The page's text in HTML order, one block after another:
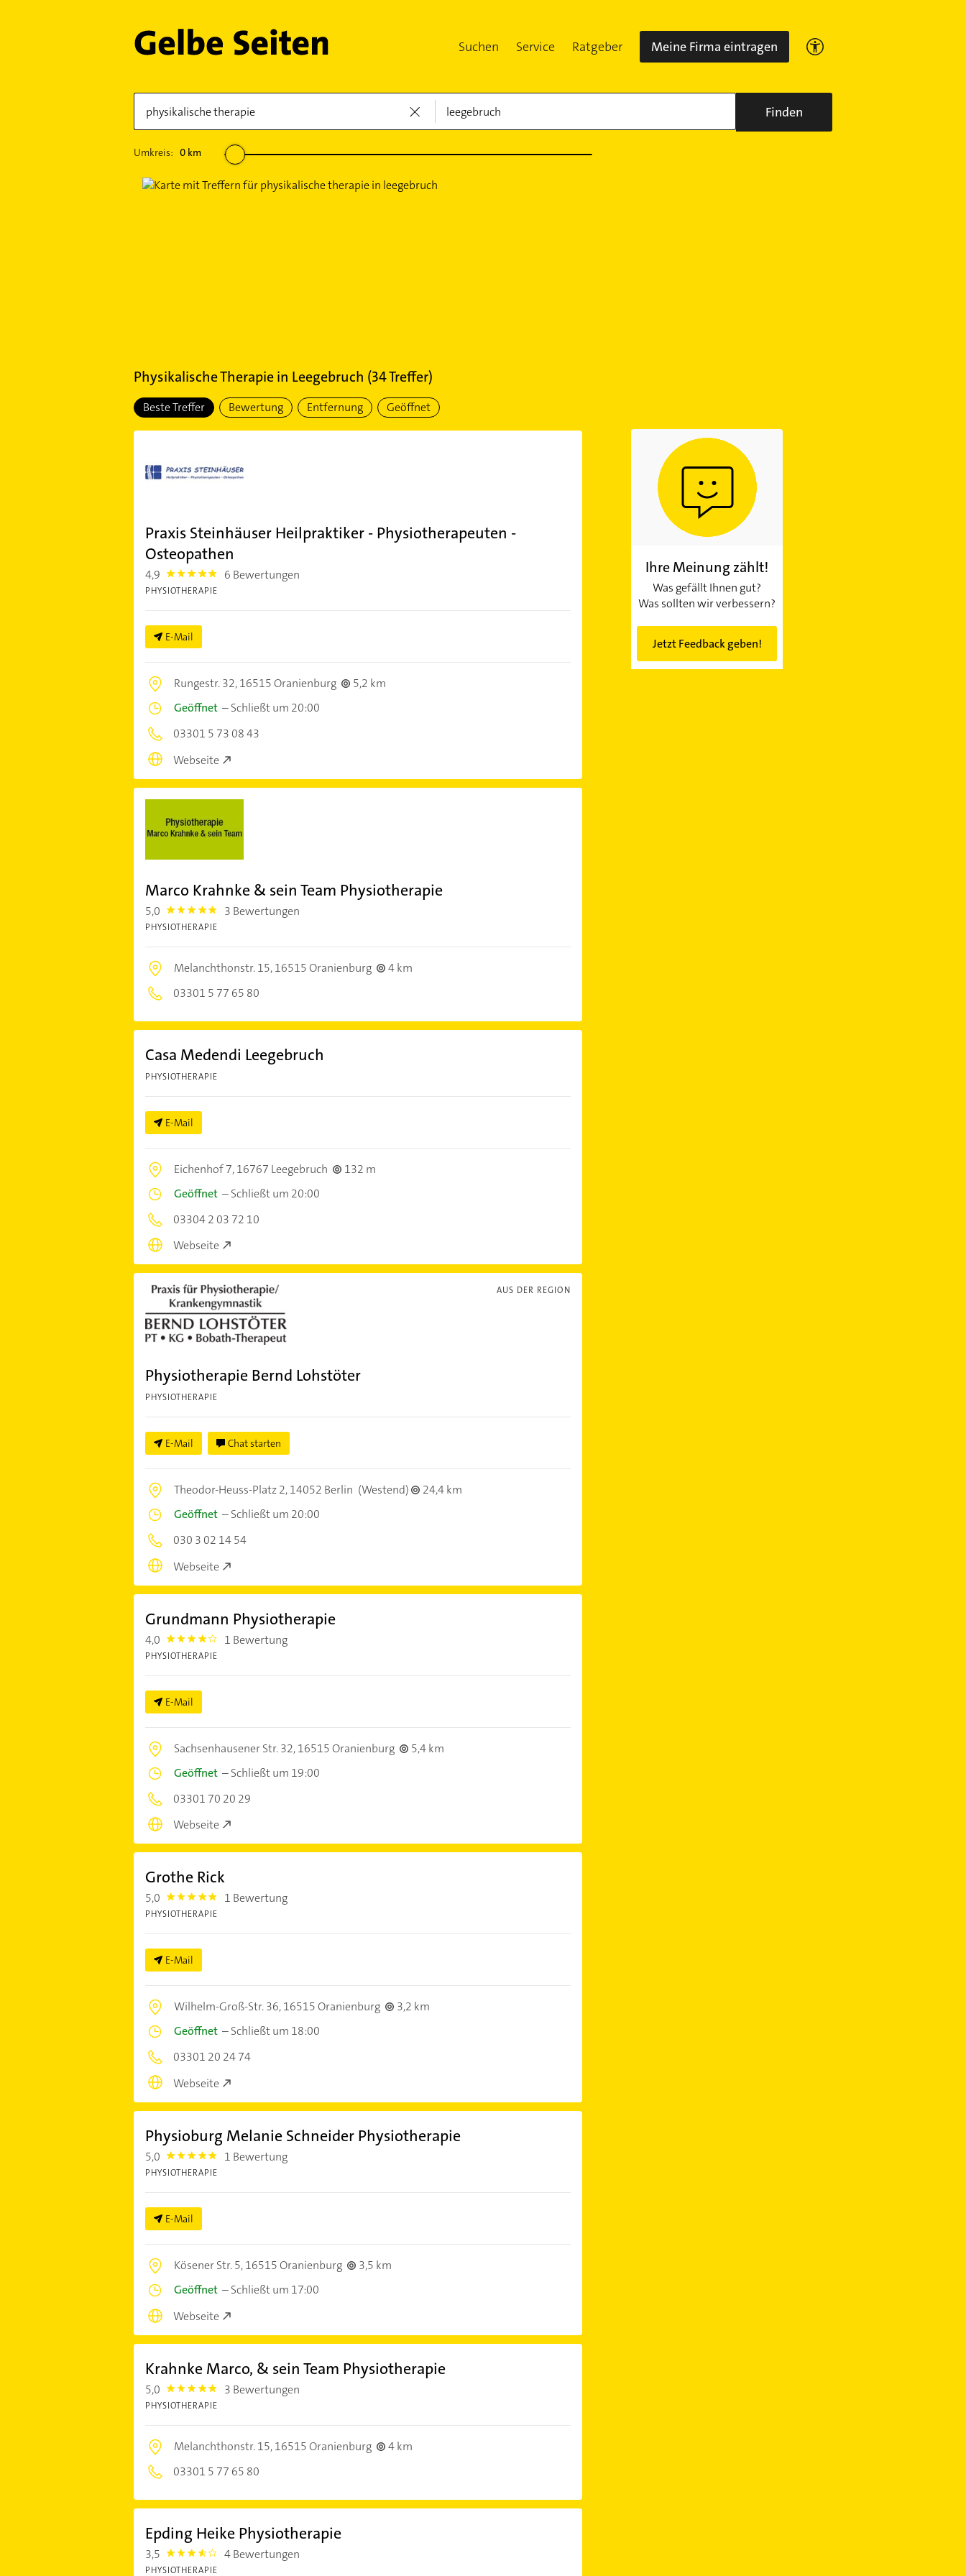
Suchen Service Ratgeber Meine Firma eintragen
Finden
Umkreis: 0km
Physikalische Therapiein Leegebruch (34Treffer)
Beste Treffer Bewertung Entfernung Geöffnet
Praxis Steinhäuser Heilpraktiker - Physiotherapeuten -
Osteopathen
4,9 4.9 6 Bewertungen
PHYSIOTHERAPIE
E-Mail
Rungestr. 32,16515 Oranienburg
5,2 km
Geöffnet–Schließt um 20:00
03301 5 73 08 43
Webseite
Marco Krahnke & sein Team Physiotherapie
5,0 5.0 3 Bewertungen
PHYSIOTHERAPIE
Melanchthonstr. 15,16515 Oranienburg
4 km
03301 5 77 65 80
Casa Medendi Leegebruch
PHYSIOTHERAPIE
E-Mail
Eichenhof 7,16767 Leegebruch
132 m
Geöffnet–Schließt um 20:00
03304 2 03 72 10
Webseite
AUS DER REGION
Physiotherapie Bernd Lohstöter
PHYSIOTHERAPIE
E-Mail Chat starten
Theodor-Heuss-Platz 2,14052 Berlin (Westend)
24,4 km
Geöffnet–Schließt um 20:00
030 3 02 14 54
Webseite
Grundmann Physiotherapie
4,0 4.0 1 Bewertung
PHYSIOTHERAPIE
E-Mail
Sachsenhausener Str. 32,16515 Oranienburg
5,4 km
Geöffnet–Schließt um 19:00
03301 70 20 29
Webseite
Grothe Rick
5,0 5.0 1 Bewertung
PHYSIOTHERAPIE
E-Mail
Wilhelm-Groß-Str. 36,16515 Oranienburg
3,2 km
Geöffnet–Schließt um 18:00
03301 20 24 74
Webseite
Physioburg Melanie Schneider Physiotherapie
5,0 5.0 1 Bewertung
PHYSIOTHERAPIE
E-Mail
Kösener Str. 5,16515 Oranienburg
3,5 km
Geöffnet–Schließt um 17:00
Webseite
Krahnke Marco, & sein Team Physiotherapie
5,0 5.0 3 Bewertungen
PHYSIOTHERAPIE
Melanchthonstr. 15,16515 Oranienburg
4 km
03301 5 77 65 80
Epding Heike Physiotherapie
3,5 3.5 4 Bewertungen
PHYSIOTHERAPIE
Ihre Meinung zählt!
Was gefällt Ihnen gut?
Was sollten wir verbessern?
Jetzt Feedback geben!